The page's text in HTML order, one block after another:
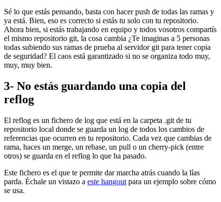
Sé lo que estás pensando, basta con hacer push de todas las ramas y
ya está. Bien, eso es correcto si estás tu solo con tu repositorio.
Ahora bien, si estás trabajando en equipo y todos vosotros compartís
el mismo repositorio git, la cosa cambia ¿Te imaginas a 5 personas
todas subiendo sus ramas de prueba al servidor git para tener copia
de seguridad? El caos está garantizado si no se organiza todo muy,
muy, muy bien.
3- No estás guardando una copia del
reflog
El reflog es un fichero de log que está en la carpeta .git de tu
repositorio local donde se guarda un log de todos los cambios de
referencias que ocurren en tu repositorio. Cada vez que cambias de
rama, haces un merge, un rebase, un pull o un cherry-pick (entre
otros) se guarda en el reflog lo que ha pasado.
Este fichero es el que te permite dar marcha atrás cuando la lías
parda. Échale un vistazo a este hangout para un ejemplo sobre cómo
se usa.